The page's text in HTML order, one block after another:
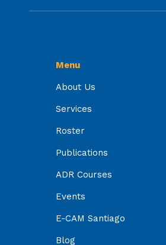
Menu
About Us
Services
Roster
Publications
ADR Courses
Events
E-CAM Santiago
Blog